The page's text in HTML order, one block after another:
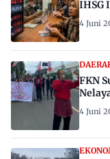
IHSG
4 Juni
FKN
4 Juni